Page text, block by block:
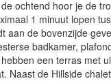
ochtend hoor je de
1 minuut lopen
aan de bovenzijde
badkamer,
een terras met
Naast de Hillside